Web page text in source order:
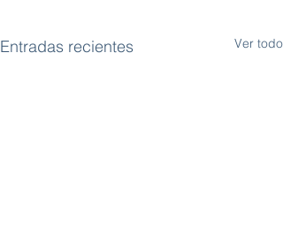
Entradas recientes Ver todo